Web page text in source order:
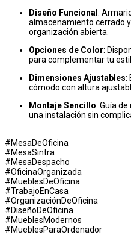
Diseño Funcional:
almacenamiento cerrado
organización abierta.
Opciones de Color:
para complementar tu
Dimensiones Ajustables:
cómodo con altura
Montaje Sencillo: Guía
una instalación sin
#MesaDeOficina
#MesaSintra
#MesaDespacho
#OficinaOrganizada
#MueblesDeOficina
#TrabajoEnCasa
#OrganizaciónDeOficina
#DiseñoDeOficina
#MueblesModernos
#MueblesParaOrdenador